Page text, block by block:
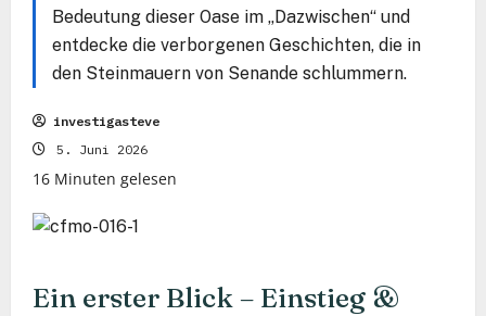
Bedeutung dieser Oase im „Dazwischen“ und
entdecke die verborgenen Geschichten, die in
den Steinmauern von Senande schlummern.
investigasteve
5. Juni 2026
16 Minuten gelesen
Ein erster Blick – Einstieg &